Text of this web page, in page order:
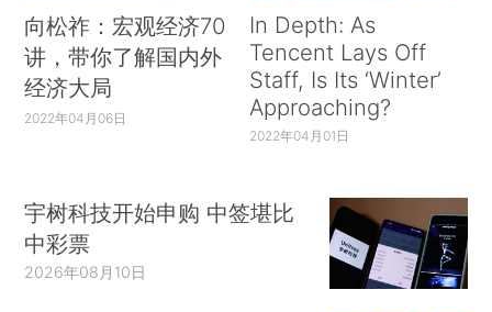
向松祚：宏观经济70
讲，带你了解国内外
经济大局
2022年04月06日
In Depth: As
Tencent Lays Off
Staff, Is Its ‘Winter’
Approaching?
2022年04月01日
宇树科技开始申购 中签堪比
中彩票
2026年08月10日